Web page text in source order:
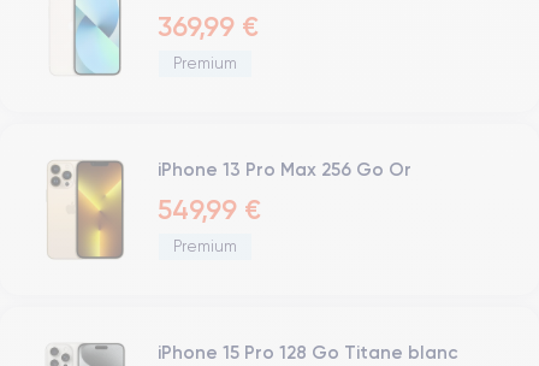
369,99 €
Premium
iPhone 13 Pro Max 256 Go Or
549,99 €
Premium
iPhone 15 Pro 128 Go Titane blanc